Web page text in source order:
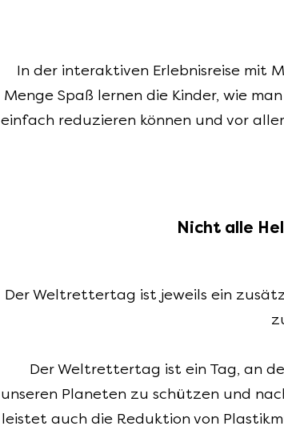
In der interaktiven Erlebnisreise mit
Menge Spaß lernen die Kinder, wie
einfach reduzieren können und vor
Nicht alle
Der Weltrettertag ist jeweils ein
Der Weltrettertag ist ein Tag, an
unseren Planeten zu schützen und
leistet auch die Reduktion von